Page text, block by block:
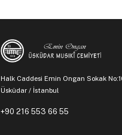
Halk Caddesi Emin Ongan Sokak
Üsküdar / İstanbul
+90 216 553 66 55